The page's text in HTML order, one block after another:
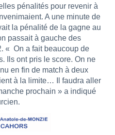
pénalités pour revenir à
A une minute de
la pénalité de la gagne au
passait à gauche des
« On a fait beaucoup de
Ils ont pris le score. On ne
en fin de match à deux
à la limite… Il faudra aller
prochain » a indiqué